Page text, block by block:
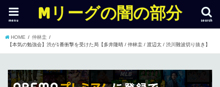
Mリーグの闇の部分 search
menu
HOME
仲林圭
【本気の勉強会】渋が1番衝撃を受けた局【多井隆晴 / 仲林圭 / 渡辺太 / 渋川難波切り抜き】